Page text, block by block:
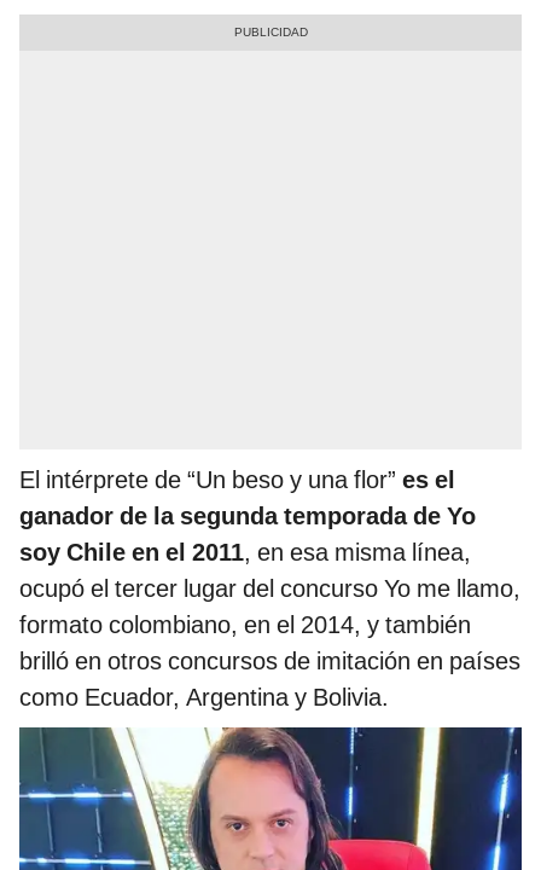
El intérprete de “Un beso y una flor” es el
ganador de la segunda temporada de Yo
soy Chile en el 2011, en esa misma línea,
ocupó el tercer lugar del concurso Yo me llamo,
formato colombiano, en el 2014, y también
brilló en otros concursos de imitación en países
como Ecuador, Argentina y Bolivia.